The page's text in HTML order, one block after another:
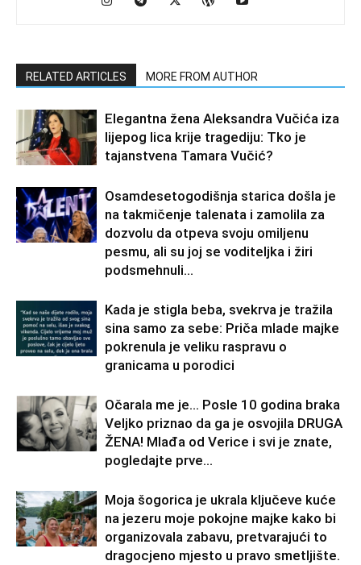
RELATED ARTICLES MORE FROM AUTHOR
Elegantna žena Aleksandra Vučića iza
lijepog lica krije tragediju: Tko je
tajanstvena Tamara Vučić?
Osamdesetogodišnja starica došla je
na takmičenje talenata i zamolila za
dozvolu da otpeva svoju omiljenu
pesmu, ali su joj se voditeljka i žiri
podsmehnuli...
Kada je stigla beba, svekrva je tražila
sina samo za sebe: Priča mlade majke
pokrenula je veliku raspravu o
granicama u porodici
Očarala me je… Posle 10 godina braka
Veljko priznao da ga je osvojila DRUGA
ŽENA! Mlađa od Verice i svi je znate,
pogledajte prve...
Moja šogorica je ukrala ključeve kuće
na jezeru moje pokojne majke kako bi
organizovala zabavu, pretvarajući to
dragocjeno mjesto u pravo smetljište.